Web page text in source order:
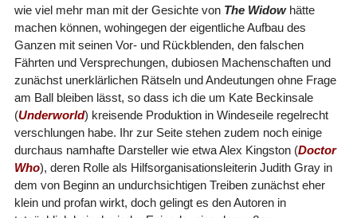
wie viel mehr man mit der Gesichte von The Widowhätte
machen können, wohingegen der eigentliche Aufbau des
Ganzen mit seinen Vor- und Rückblenden, den falschen
Fährten und Versprechungen, dubiosen Machenschaften und
zunächst unerklärlichen Rätseln und Andeutungen ohne Frage
am Ball bleiben lässt, so dass ich die um Kate Beckinsale
(Underworld) kreisende Produktion in Windeseile regelrecht
verschlungen habe. Ihr zur Seite stehen zudem noch einige
durchaus namhafte Darsteller wie etwa Alex Kingston (Doctor
Who), deren Rolle als Hilfsorganisationsleiterin Judith Gray in
dem von Beginn an undurchsichtigen Treiben zunächst eher
klein und profan wirkt, doch gelingt es den Autoren in